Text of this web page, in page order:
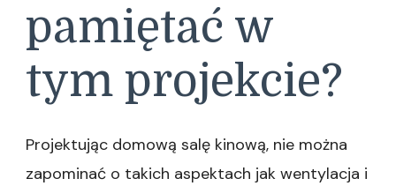
pamiętać w
tym projekcie?
Projektując domową salę kinową, nie można
zapominać o takich aspektach jak wentylacja i